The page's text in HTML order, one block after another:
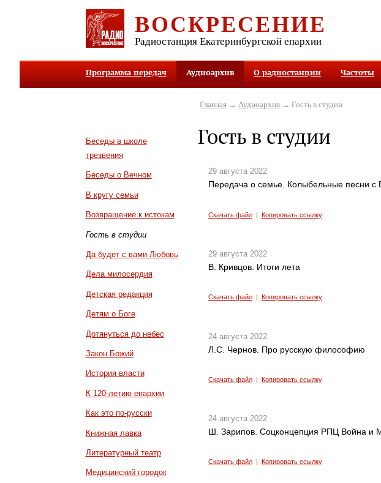
ВОСКРЕСЕНИЕ
Радиостанция Екатеринбургской епархии
Программа передач Аудиоархив О радиостанции Частоты
Беседы в школе
трезвения
Беседы о Вечном
В кругу семьи
Возвращение к истокам
Гость в студии
Да будет с вами Любовь
Дела милосердия
Детская редакция
Детям о Боге
Дотянуться до небес
Закон Божий
История власти
К 120-летию епархии
Как это по-русски
Книжная лавка
Литературный театр
Медицинский городок
Главная → Аудиоархив → Гость в студии
Гость в студии
29 августа 2022
Передача о семье. Колыбельные песни с
Скачать файл| Копировать ссылку
29 августа 2022
В. Кривцов. Итоги лета
Скачать файл| Копировать ссылку
24 августа 2022
Л.С. Чернов. Про русскую философию
Скачать файл| Копировать ссылку
24 августа 2022
Ш. Зарипов. Соцконцепция РПЦ Война и
Скачать файл| Копировать ссылку